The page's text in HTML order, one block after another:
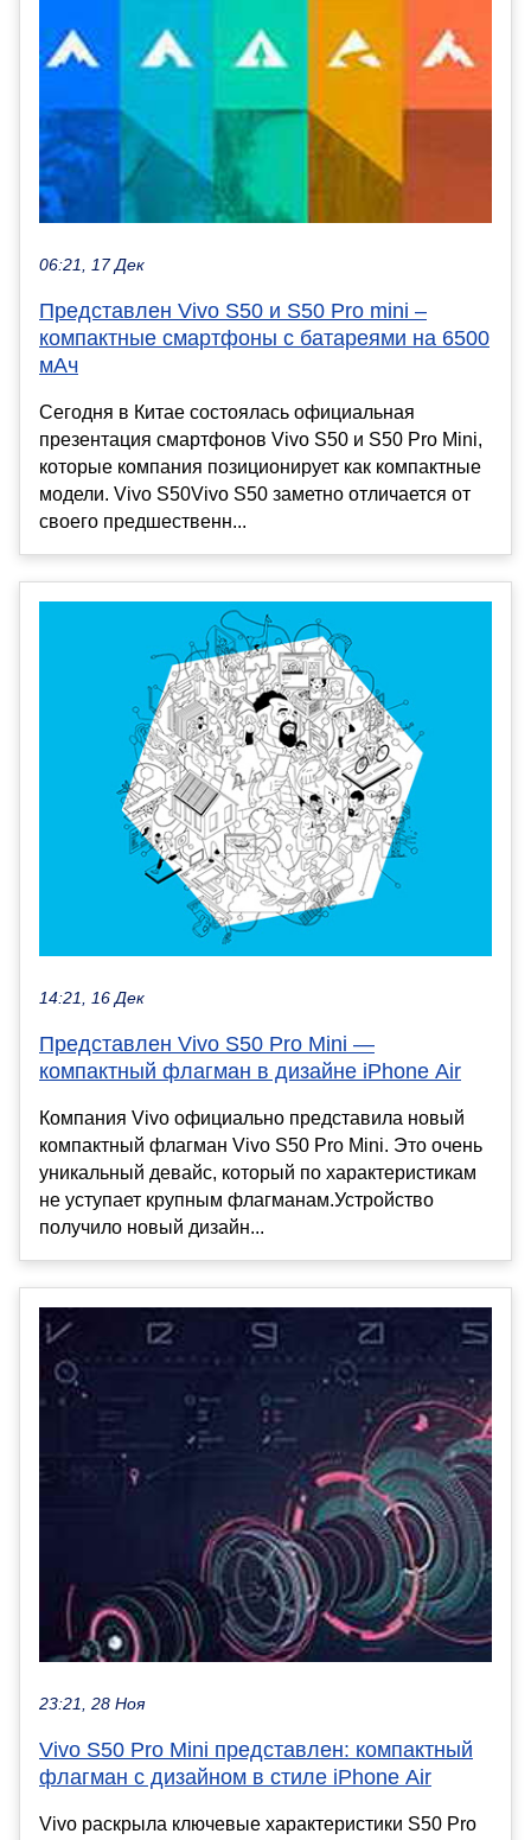
06:21, 17 Дек
Представлен Vivo S50 и S50 Pro mini –
компактные смартфоны с батареями на 6500
мАч
Сегодня в Китае состоялась официальная
презентация смартфонов Vivo S50 и S50 Pro Mini,
которые компания позиционирует как компактные
модели. Vivo S50Vivo S50 заметно отличается от
своего предшественн...
14:21, 16 Дек
Представлен Vivo S50 Pro Mini —
компактный флагман в дизайне iPhone Air
Компания Vivo официально представила новый
компактный флагман Vivo S50 Pro Mini. Это очень
уникальный девайс, который по характеристикам
не уступает крупным флагманам.Устройство
получило новый дизайн...
23:21, 28 Ноя
Vivo S50 Pro Mini представлен: компактный
флагман с дизайном в стиле iPhone Air
Vivo раскрыла ключевые характеристики S50 Pro